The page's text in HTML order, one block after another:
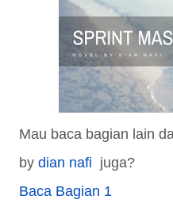
Mau baca bagian lain
by dian nafi juga?
Baca Bagian 1